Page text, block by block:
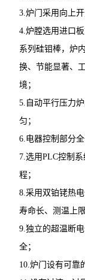
3.炉门采用向上
4.炉膛选用进口
系列硅钼棒，炉
换、节能显著、
境；
5.自动平行压力
匀；
6.电器控制部分
7.选用PLC控制
程；
8.采用双铂铑热
寿命长、测温上
9.独立的超温断
全；
10.炉门设有可靠